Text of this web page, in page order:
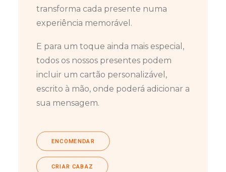
transforma cada presente numa
experiência memorável.
E para um toque ainda mais especial,
todos os nossos presentes podem
incluir um cartão personalizável,
escrito à mão, onde poderá adicionar a
sua mensagem.
ENCOMENDAR
CRIAR CABAZ